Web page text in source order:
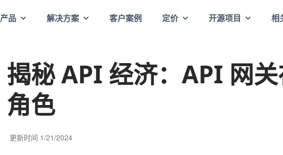
产品 解决方案 客户案例 定价 开源项目 相
揭秘 API 经济：API 网
角色
更新时间 1/21/2024